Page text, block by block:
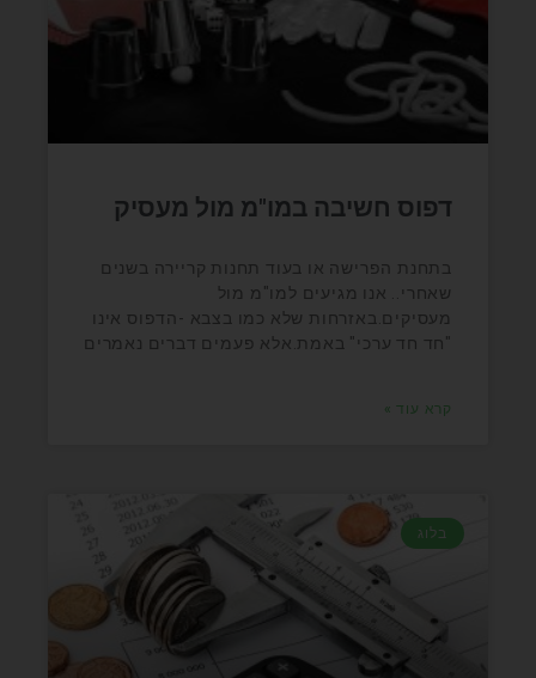
דפוס חשיבה במו"מ מול מעסיק
בתחנת הפרישה או בעוד תחנות קריירה בשנים
שאחרי.. אנו מגיעים למו"מ מול
מעסיקים.באזרחות שלא כמו בצבא -הדפוס אינו
"חד חד ערכי" באמת.אלא פעמים דברים נאמרים
קרא עוד »
בלוג